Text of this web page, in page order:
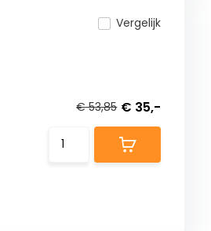
Vergelijk
€ 53,85 € 35,-